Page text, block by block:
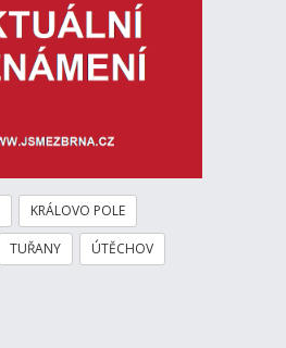
KRÁLOVO POLE
TUŘANY ÚTĚCHOV